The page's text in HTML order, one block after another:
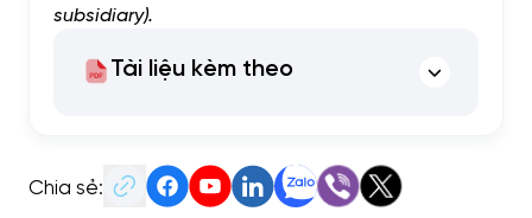
subsidiary).
Tài liệu kèm theo
Chia sẻ: